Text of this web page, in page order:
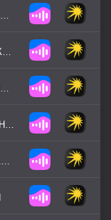
МУЗЫКА НА ЗДОРОВЬЕ! - СВЕТЛАЯ РОСА
ЗДРАВХАК - СНИМАЕМ НАГРУЗКУ СО СПИНЫ
МУЗЫКА НА ЗДОРОВЬЕ! - ГАРМОНИЯ И БАЛАНС
ВОПРОСЫ ДОКТОРУ - ГИПЕРТОНИЧЕСКИЙ КРИЗ
МУЗЫКА НА ЗДОРОВЬЕ! - СПОКОЙНЫЙ РИТМ